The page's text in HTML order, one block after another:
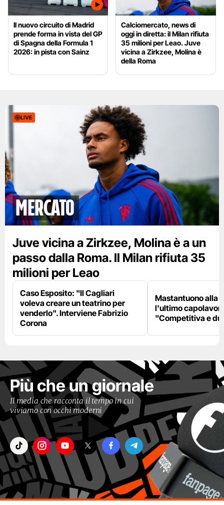
Il nuovo circuito di Madrid
prende forma in vista del GP
di Spagna della Formula 1
2026: in pista con Sainz
Calciomercato, news di
oggi in diretta: il Milan rifiuta
35 milioni per Leao. Juve
vicina a Zirkzee, Molina è
della Roma
LIVE
mercato
Juve vicina a Zirkzee, Molina è a un
passo dalla Roma. Il Milan rifiuta 35
milioni per Leao
Caso Esposito: "Il Cagliari
voleva creare un teatrino per
venderlo". Interviene Fabrizio
Corona
Mastantuono alla
l'ultimo
"Competitiva e
Più che un giornale
Il media che racconta il tempo in cui
viviamo con occhi moderni